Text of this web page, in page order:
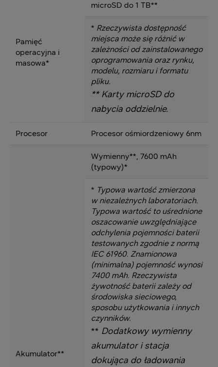
Pamięć
operacyjna i
masowa*
microSD do 1 TB**
* Rzeczywista dostępność
miejsca może się różnić w
zależności od zainstalowanego
oprogramowania oraz rynku,
modelu, rozmiaru i formatu
pliku.
** Karty microSD do
nabycia oddzielnie.
Procesor Procesor ośmiordzeniowy 6nm
Akumulator**
Wymienny**, 7600 mAh
(typowy)*
* Typowa wartość zmierzona
w niezależnych laboratoriach.
Typowa wartość to uśrednione
oszacowanie uwzględniające
odchylenia pojemności baterii
testowanych zgodnie z normą
IEC 61960. Znamionowa
(minimalna) pojemność wynosi
7400 mAh. Rzeczywista
żywotność baterii zależy od
środowiska sieciowego,
sposobu użytkowania i innych
czynników.
** Dodatkowy wymienny
akumulator i stacja
dokująca do ładowania